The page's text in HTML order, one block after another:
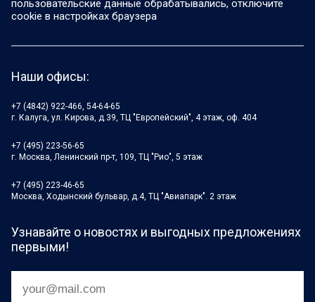
пользовательские данные обрабатывались, отключите
cookie в настройках браузера
Наши офисы:
+7 (4842) 922-466, 54-64-65
г. Калуга, ул. Кирова, д.39, ТЦ "Европейский", 4 этаж, оф. 404
+7 (495) 223-56-65
г. Москва, Ленинский пр-т, 109, ТЦ "Рио", 5 этаж
+7 (495) 223-46-65
Москва, Ходынский бульвар, д.4, ТЦ "Авиапарк". 2 этаж
Узнавайте о новостях и выгодных предложениях
первыми!